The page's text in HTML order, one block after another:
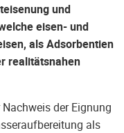
und
eisen- und
als Adsorbentien
realitätsnahen
Nachweis der Eignung
als